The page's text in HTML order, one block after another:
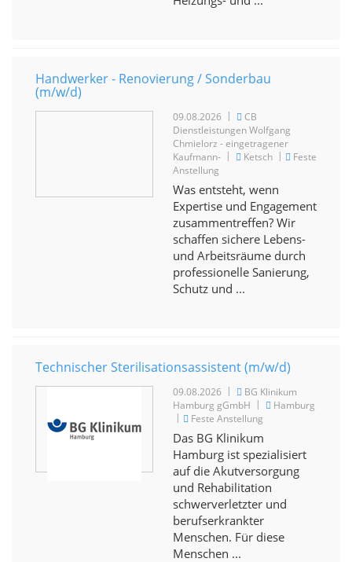
Handwerker - Renovierung / Sonderbau
(m/w/d)
09.08.2026 |
CB
Dienstleistungen Wolfgang
Chmielorz - eingetragener
Kaufmann- | Ketsch |
Feste
Anstellung
Was entsteht, wenn
Expertise und Engagement
zusammentreffen? Wir
schaffen sichere Lebens-
und Arbeitsräume durch
professionelle Sanierung,
Schutz und ...
Technischer Sterilisationsassistent (m/w/d)
09.08.2026 |
BG Klinikum
Hamburg gGmbH |
Hamburg
|
Feste Anstellung
Das BG Klinikum
Hamburg ist spezialisiert
auf die Akutversorgung
und Rehabilitation
schwerverletzter und
berufserkrankter
Menschen. Für diese
Menschen ...